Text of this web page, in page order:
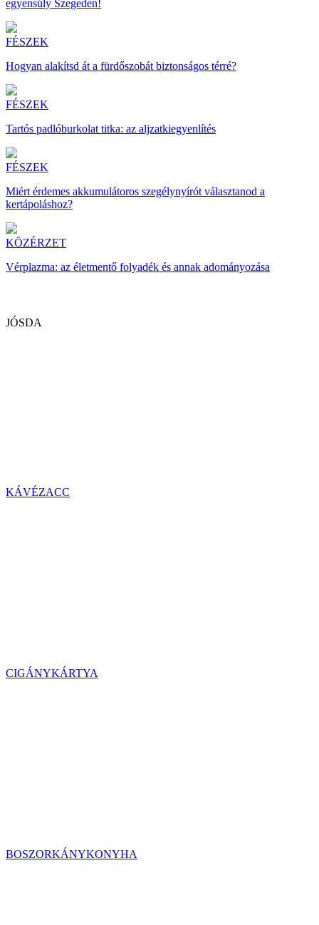
egyensúly Szegeden!
FÉSZEK
Hogyan alakítsd át a fürdőszobát biztonságos térré?
FÉSZEK
Tartós padlóburkolat titka: az aljzatkiegyenlítés
FÉSZEK
Miért érdemes akkumulátoros szegélynyírót választanod a
kertápoláshoz?
KÖZÉRZET
Vérplazma: az életmentő folyadék és annak adományozása
JÓSDA
KÁVÉZACC
CIGÁNYKÁRTYA
BOSZORKÁNYKONYHA